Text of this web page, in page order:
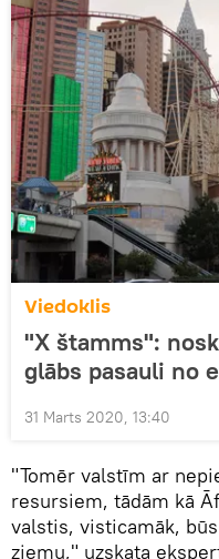
Viedoklis
"X štamms":
glābs pasauli no
31 Marts 2020, 13:40
"Tomēr valstīm ar
resursiem, tādām kā
valstis, visticamāk,
ziemu," uzskata